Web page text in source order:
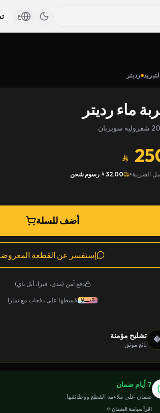
ع
رديتر
ماء رديتر
سوبربان
الضريبة•
32.00 رسوم شحن
أضف للسلة
إستفسر عن القطعة
دفع آمن (مدى، فيزا، أبل باي)
قسطها على دفعات مع تمارا
تشليح مؤمنة
بائع موثق
7 أيام ضمان
ضمان على ملاءمة القطع ووظائفها.
اقرأ سياسة الضمان